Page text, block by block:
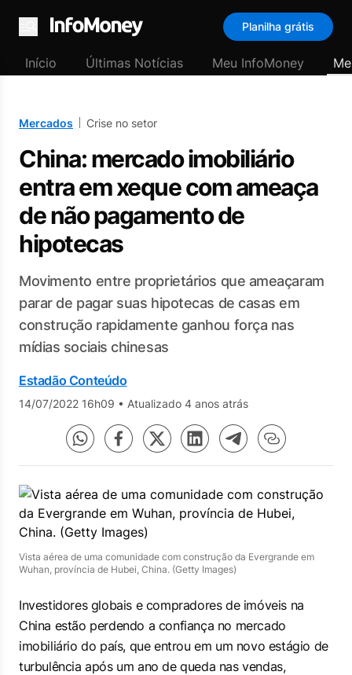
Menu
Planilha grátis
Início Últimas Notícias Meu InfoMoney
Mercados Crise no setor
China: mercado imobiliário
entra em xeque com ameaça
de não pagamento de
hipotecas
Movimento entre proprietários que ameaçaram
parar de pagar suas hipotecas de casas em
construção rapidamente ganhou força nas
mídias sociais chinesas
Estadão Conteúdo
14/07/2022 16h09 • Atualizado 4 anos atrás
Vista aérea de uma comunidade com construção da Evergrande em
Wuhan, província de Hubei, China. (Getty Images)
Investidores globais e compradores de imóveis na
China estão perdendo a confiança no mercado
imobiliário do país, que entrou em um novo estágio de
turbulência após um ano de queda nas vendas,